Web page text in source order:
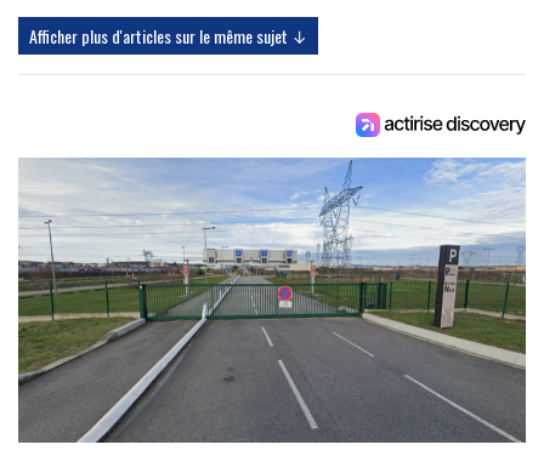
Afficher plus d'articles sur le même sujet ↓